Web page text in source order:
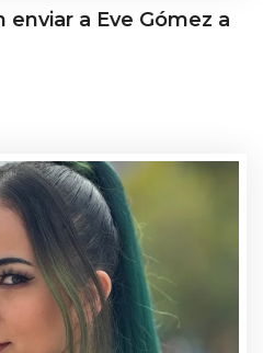
enviar a Eve Gómez a